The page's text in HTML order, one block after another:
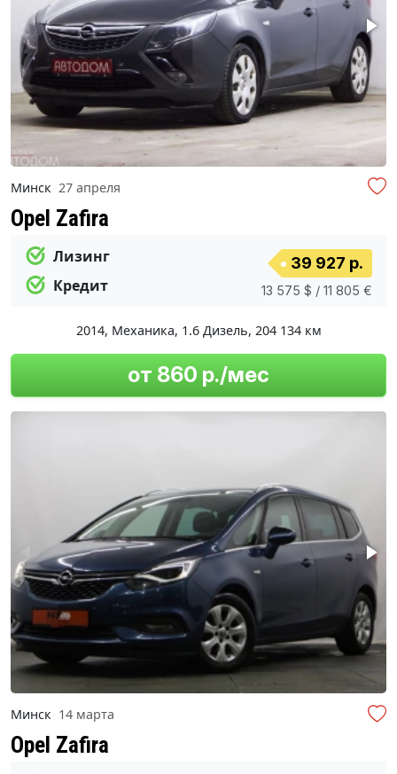
Минск 27 апреля
Opel Zafira
Лизинг
Кредит
39 927 р.
13 575 $ / 11 805 €
2014, Механика, 1.6 Дизель, 204 134 км
от 860 р./мес
Минск 14 марта
Opel Zafira